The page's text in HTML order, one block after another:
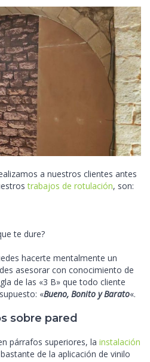
a nuestros clientes antes
trabajos de rotulación, son:
te dure?
hacerte mentalmente un
asesorar con conocimiento de
de las «3 B» que todo cliente
«Bueno, Bonito y Barato«.
sobre pared
párrafos superiores, la instalación
de la aplicación de vinilo